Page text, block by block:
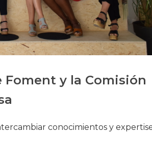
Foment y la Comisión
conocimientos y